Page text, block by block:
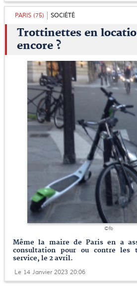
PARIS (75) SOCIÉTÉ
Trottinettes en
encore ?
©fb
Même la maire de Paris en a
consultation pour ou contre les
service, le 2 avril.
Le 14 Janvier 2023 20:06